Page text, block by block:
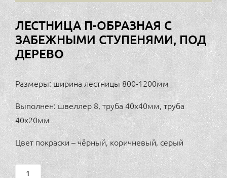
ЛЕСТНИЦА П-ОБРАЗНАЯ С
ЗАБЕЖНЫМИ СТУПЕНЯМИ, ПОД
ДЕРЕВО
Размеры: ширина лестницы 800-1200мм
Выполнен: швеллер 8, труба 40х40мм, труба
40х20мм
Цвет покраски – чёрный, коричневый, серый
Лестница